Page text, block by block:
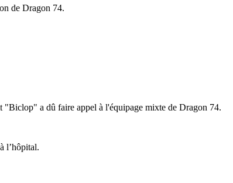
de Dragon 74.
"Biclop" a dû faire appel à l'équipage mixte de Dragon 74.
l’hôpital.